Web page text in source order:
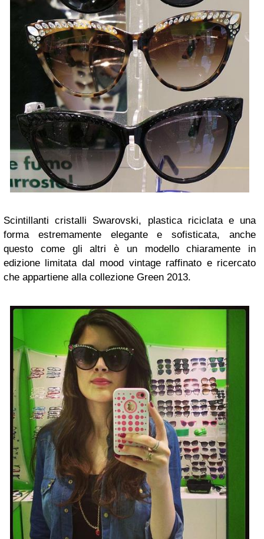
Scintillanti cristalli Swarovski, plastica riciclata e una
forma estremamente elegante e sofisticata, anche
questo come gli altri è un modello chiaramente in
edizione limitata dal mood vintage raffinato e ricercato
che appartiene alla collezione Green 2013.